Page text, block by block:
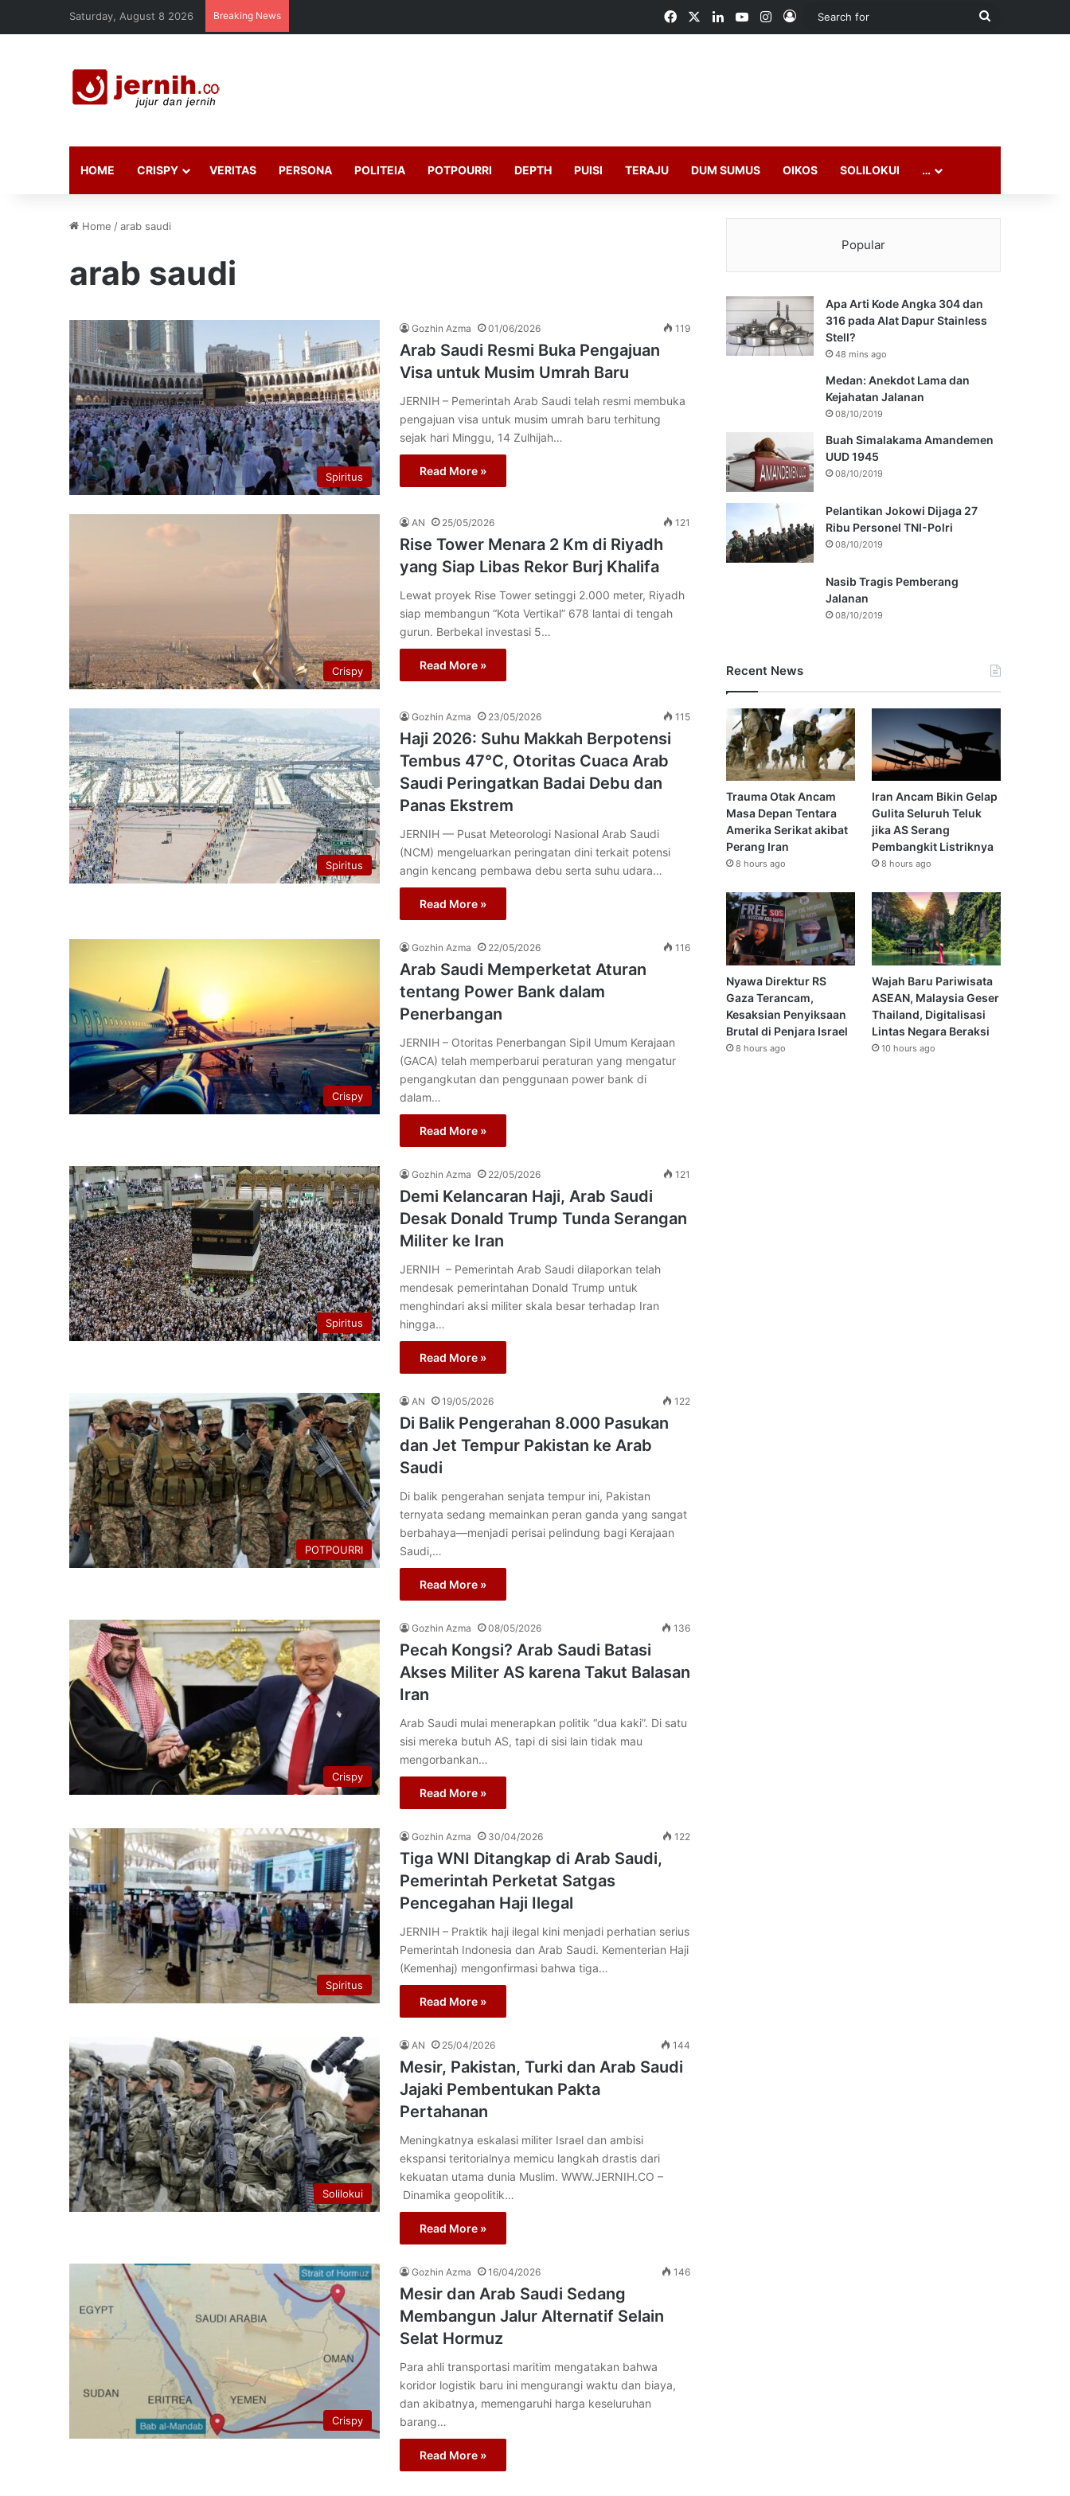
Saturday, August 8 2026 Breaking News FacebookLinkedInYouTubeInstagram
Log In
Search
HOME CRISPY VERITAS PERSONA POLITEIA POTPOURRI DEPTH PUISI TERAJU DUM SUMUS OIKOS SOLILOKUI …
Home /arab saudi
arab saudi
Spiritus
Gozhin Azma 01/06/2026 119
Arab Saudi Resmi Buka Pengajuan
Visa untuk Musim Umrah Baru
JERNIH – Pemerintah Arab Saudi telah resmi membuka
pengajuan visa untuk musim umrah baru terhitung
sejak hari Minggu, 14 Zulhijah…
Read More »
Crispy
AN 25/05/2026 121
Rise Tower Menara 2 Km di Riyadh
yang Siap Libas Rekor Burj Khalifa
Lewat proyek Rise Tower setinggi 2.000 meter, Riyadh
siap membangun “Kota Vertikal” 678 lantai di tengah
gurun. Berbekal investasi 5…
Read More »
Spiritus
Gozhin Azma 23/05/2026 115
Haji 2026: Suhu Makkah Berpotensi
Tembus 47°C, Otoritas Cuaca Arab
Saudi Peringatkan Badai Debu dan
Panas Ekstrem
JERNIH — Pusat Meteorologi Nasional Arab Saudi
(NCM) mengeluarkan peringatan dini terkait potensi
angin kencang pembawa debu serta suhu udara…
Read More »
Crispy
Gozhin Azma 22/05/2026 116
Arab Saudi Memperketat Aturan
tentang Power Bank dalam
Penerbangan
JERNIH – Otoritas Penerbangan Sipil Umum Kerajaan
(GACA) telah memperbarui peraturan yang mengatur
pengangkutan dan penggunaan power bank di
dalam…
Read More »
Spiritus
Gozhin Azma 22/05/2026 121
Demi Kelancaran Haji, Arab Saudi
Desak Donald Trump Tunda Serangan
Militer ke Iran
JERNIH – Pemerintah Arab Saudi dilaporkan telah
mendesak pemerintahan Donald Trump untuk
menghindari aksi militer skala besar terhadap Iran
hingga…
Read More »
POTPOURRI
AN 19/05/2026 122
Di Balik Pengerahan 8.000 Pasukan
dan Jet Tempur Pakistan ke Arab
Saudi
Di balik pengerahan senjata tempur ini, Pakistan
ternyata sedang memainkan peran ganda yang sangat
berbahaya—menjadi perisai pelindung bagi Kerajaan
Saudi,…
Read More »
Crispy
Gozhin Azma 08/05/2026 136
Pecah Kongsi? Arab Saudi Batasi
Akses Militer AS karena Takut Balasan
Iran
Arab Saudi mulai menerapkan politik “dua kaki”. Di satu
sisi mereka butuh AS, tapi di sisi lain tidak mau
mengorbankan…
Read More »
Spiritus
Gozhin Azma 30/04/2026 122
Tiga WNI Ditangkap di Arab Saudi,
Pemerintah Perketat Satgas
Pencegahan Haji Ilegal
JERNIH – Praktik haji ilegal kini menjadi perhatian serius
Pemerintah Indonesia dan Arab Saudi. Kementerian Haji
(Kemenhaj) mengonfirmasi bahwa tiga…
Read More »
Solilokui
AN 25/04/2026 144
Mesir, Pakistan, Turki dan Arab Saudi
Jajaki Pembentukan Pakta
Pertahanan
Meningkatnya eskalasi militer Israel dan ambisi
ekspansi teritorialnya memicu langkah drastis dari
kekuatan utama dunia Muslim. WWW.JERNIH.CO –
Dinamika geopolitik…
Read More »
Crispy
Gozhin Azma 16/04/2026 146
Mesir dan Arab Saudi Sedang
Membangun Jalur Alternatif Selain
Selat Hormuz
Para ahli transportasi maritim mengatakan bahwa
koridor logistik baru ini mengurangi waktu dan biaya,
dan akibatnya, memengaruhi harga keseluruhan
barang…
Read More »
Popular
Apa Arti Kode Angka 304 dan
316 pada Alat Dapur Stainless
Stell?
48 mins ago
Medan: Anekdot Lama dan
Kejahatan Jalanan
08/10/2019
Buah Simalakama Amandemen
UUD 1945
08/10/2019
Pelantikan Jokowi Dijaga 27
Ribu Personel TNI-Polri
08/10/2019
Nasib Tragis Pemberang
Jalanan
08/10/2019
Recent News
Trauma Otak Ancam
Masa Depan Tentara
Amerika Serikat akibat
Perang Iran
8 hours ago
Iran Ancam Bikin Gelap
Gulita Seluruh Teluk
jika AS Serang
Pembangkit Listriknya
8 hours ago
Nyawa Direktur RS
Gaza Terancam,
Kesaksian Penyiksaan
Brutal di Penjara Israel
8 hours ago
Wajah Baru Pariwisata
ASEAN, Malaysia Geser
Thailand, Digitalisasi
Lintas Negara Beraksi
10 hours ago